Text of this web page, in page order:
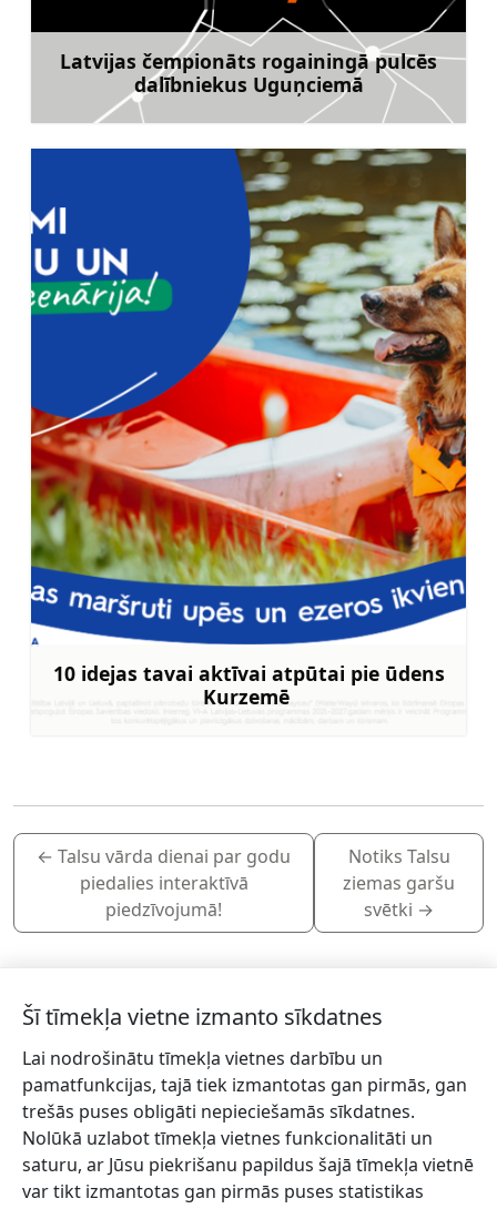
Latvijas čempionāts rogainingā pulcēs
dalībniekus Uguņciemā
Uzzināt vairāk
10 idejas tavai aktīvai atpūtai pie ūdens
Kurzemē
← Talsu vārda dienai par godu
piedalies interaktīvā
piedzīvojumā!
Notiks Talsu
ziemas garšu
svētki →
Piesakies jaunumiem!
Pieraksties jaunumiem e-pastā un nepalaid garām
jaunākās aktualitātes.
Šī tīmekļa vietne izmanto sīkdatnes
Lai nodrošinātu tīmekļa vietnes darbību un
pamatfunkcijas, tajā tiek izmantotas gan pirmās, gan
trešās puses obligāti nepieciešamās sīkdatnes.
Nolūkā uzlabot tīmekļa vietnes funkcionalitāti un
saturu, ar Jūsu piekrišanu papildus šajā tīmekļa vietnē
var tikt izmantotas gan pirmās puses statistikas